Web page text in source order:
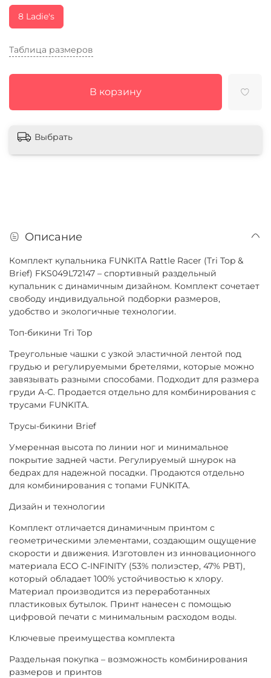
Таблица размеров
В корзину
8 Ladie's
Выбрать
Описание
Комплект купальника FUNKITA Rattle Racer (Tri Top &
Brief) FKS049L72147 – спортивный раздельный
купальник с динамичным дизайном. Комплект сочетает
свободу индивидуальной подборки размеров,
удобство и экологичные технологии.
Топ-бикини Tri Top
Треугольные чашки с узкой эластичной лентой под
грудью и регулируемыми бретелями, которые можно
завязывать разными способами. Подходит для размера
груди A-C. Продается отдельно для комбинирования с
трусами FUNKITA.
Трусы-бикини Brief
Умеренная высота по линии ног и минимальное
покрытие задней части. Регулируемый шнурок на
бедрах для надежной посадки. Продаются отдельно
для комбинирования с топами FUNKITA.
Дизайн и технологии
Комплект отличается динамичным принтом с
геометрическими элементами, создающим ощущение
скорости и движения. Изготовлен из инновационного
материала ECO C-INFINITY (53% полиэстер, 47% PBT),
который обладает 100% устойчивостью к хлору.
Материал производится из переработанных
пластиковых бутылок. Принт нанесен с помощью
цифровой печати с минимальным расходом воды.
Ключевые преимущества комплекта
Раздельная покупка – возможность комбинирования
размеров и принтов